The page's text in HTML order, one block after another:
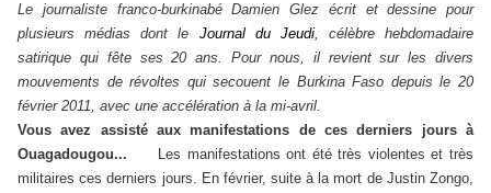
Le journaliste franco-burkinabé Damien Glez écrit et dessine pour
plusieurs médias dont le Journal du Jeudi, célèbre hebdomadaire
satirique qui fête ses 20 ans. Pour nous, il revient sur les divers
mouvements de révoltes qui secouent le Burkina Faso depuis le 20
février 2011, avec une accélération à la mi-avril.
Vous avez assisté aux manifestations de ces derniers jours à
Ouagadougou...
Les manifestations ont été très violentes et très
militaires ces derniers jours. En février, suite à la mort de Justin Zongo,